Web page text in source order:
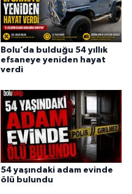
Bolu’da bulduğu 54 yıllık
efsaneye yeniden hayat
verdi
54 yaşındaki adam evinde
ölü bulundu